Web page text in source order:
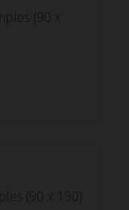
(90 x
(90 x 190)